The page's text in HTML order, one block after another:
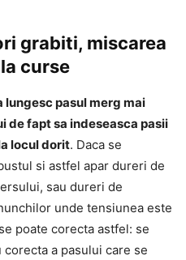
grabiti, miscarea
curse
lungesc pasul merg mai
de fapt sa indeseasca pasii
locul dorit. Daca se
si astfel apar dureri de
sau dureri de
unde tensiunea este
poate corecta astfel: se
a pasului care se